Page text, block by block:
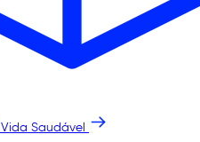
Vida Saudável